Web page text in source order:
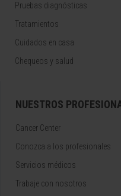
Pruebas diagnósticas
Tratamientos
Cuidados en casa
Chequeos y salud
NUESTROS
Cancer Center
Conozca a los profesionales
Servicios médicos
Trabaje con nosotros